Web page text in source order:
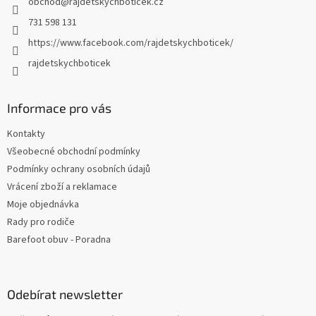
731 598 131
https://www.facebook.com/rajdetskychboticek/
rajdetskychboticek
Informace pro vás
Kontakty
Všeobecné obchodní podmínky
Podmínky ochrany osobních údajů
Vrácení zboží a reklamace
Moje objednávka
Rady pro rodiče
Barefoot obuv - Poradna
Odebírat newsletter